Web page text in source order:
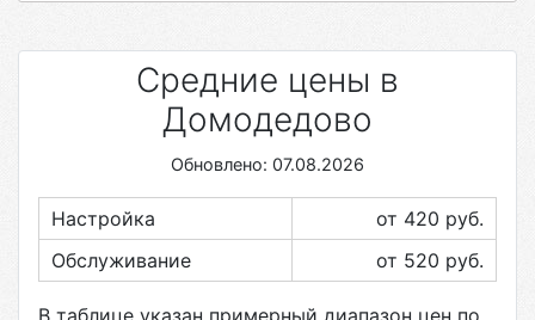
Средние цены в
Домодедово
Обновлено: 07.08.2026
Настройка от 420 руб.
Обслуживание
от 520 руб.
В таблице указан примерный диапазон цен по